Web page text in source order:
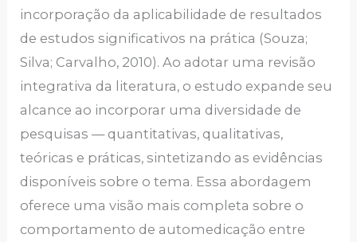
incorporação da aplicabilidade de resultados
de estudos significativos na prática (Souza;
Silva; Carvalho, 2010). Ao adotar uma revisão
integrativa da literatura, o estudo expande seu
alcance ao incorporar uma diversidade de
pesquisas — quantitativas, qualitativas,
teóricas e práticas, sintetizando as evidências
disponíveis sobre o tema. Essa abordagem
oferece uma visão mais completa sobre o
comportamento de automedicação entre